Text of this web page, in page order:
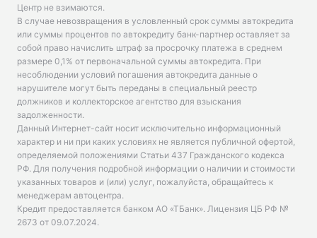
Центр не взимаются.
В случае невозвращения в условленный срок суммы автокредита
или суммы процентов по автокредиту банк-партнер оставляет за
собой право начислить штраф за просрочку платежа в среднем
размере 0,1% от первоначальной суммы автокредита. При
несоблюдении условий погашения автокредита данные о
нарушителе могут быть переданы в специальный реестр
должников и коллекторское агентство для взыскания
задолженности.
Данный Интернет-сайт носит исключительно информационный
характер и ни при каких условиях не является публичной офертой,
определяемой положениями Статьи 437 Гражданского кодекса
РФ. Для получения подробной информации о наличии и стоимости
указанных товаров и (или) услуг, пожалуйста, обращайтесь к
менеджерам автоцентра.
Кредит предоставляется банком АО «ТБанк». Лицензия ЦБ РФ №
2673 от 09.07.2024.